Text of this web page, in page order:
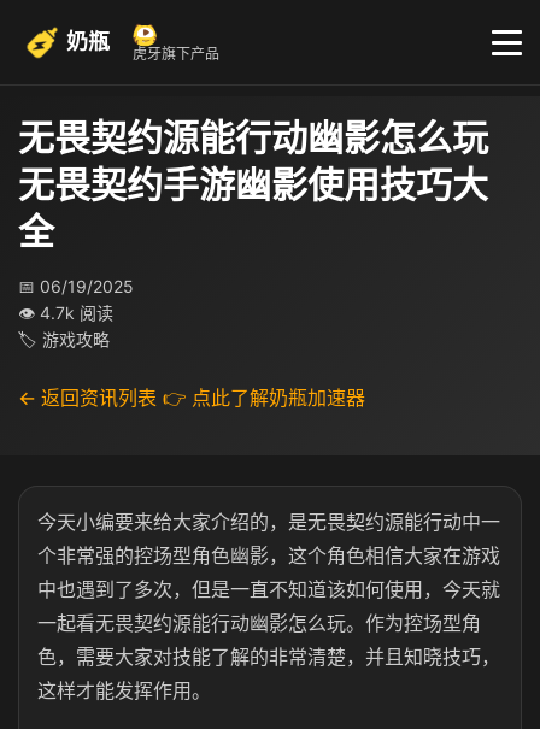
奶瓶 虎牙旗下产品
无畏契约源能行动幽影怎么玩
无畏契约手游幽影使用技巧大
全
📅 06/19/2025
👁 4.7k 阅读
🏷 游戏攻略
← 返回资讯列表 👉 点此了解奶瓶加速器
今天小编要来给大家介绍的，是无畏契约源能行动中一
个非常强的控场型角色幽影，这个角色相信大家在游戏
中也遇到了多次，但是一直不知道该如何使用，今天就
一起看无畏契约源能行动幽影怎么玩。作为控场型角
色，需要大家对技能了解的非常清楚，并且知晓技巧，
这样才能发挥作用。